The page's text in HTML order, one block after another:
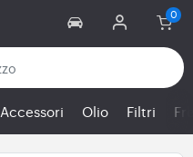
Accessori Olio Filtri